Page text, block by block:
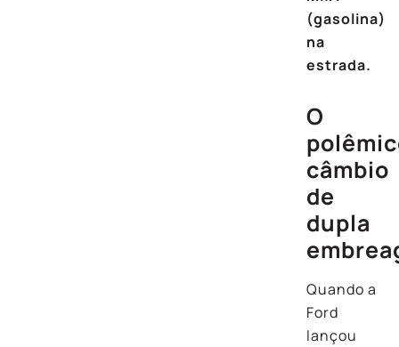
(gasolina)
na
estrada.
O
câmbio
de
dupla
Quando a
Ford
lançou